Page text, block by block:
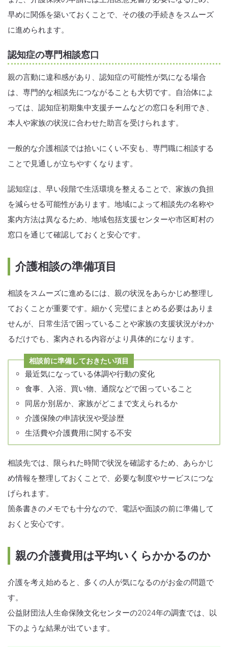
早めに関係を築いておくことで、その後の手続きをスムーズ
に進められます。
認知症の専門相談窓口
親の言動に違和感があり、認知症の可能性が気になる場合
は、専門的な相談先につながることも大切です。自治体によ
っては、認知症初期集中支援チームなどの窓口を利用でき、
本人や家族の状況に合わせた助言を受けられます。
一般的な介護相談では拾いにくい不安も、専門職に相談する
ことで見通しが立ちやすくなります。
認知症は、早い段階で生活環境を整えることで、家族の負担
を減らせる可能性があります。地域によって相談先の名称や
案内方法は異なるため、地域包括支援センターや市区町村の
窓口を通じて確認しておくと安心です。
介護相談の準備項目
相談をスムーズに進めるには、親の状況をあらかじめ整理し
ておくことが重要です。細かく完璧にまとめる必要はありま
せんが、日常生活で困っていることや家族の支援状況がわか
るだけでも、案内される内容がより具体的になります。
相談前に準備しておきたい項目
最近気になっている体調や行動の変化
食事、入浴、買い物、通院などで困っていること
同居か別居か、家族がどこまで支えられるか
介護保険の申請状況や受診歴
生活費や介護費用に関する不安
相談先では、限られた時間で状況を確認するため、あらかじ
め情報を整理しておくことで、必要な制度やサービスにつな
げられます。
箇条書きのメモでも十分なので、電話や面談の前に準備して
おくと安心です。
親の介護費用は平均いくらかかるのか
介護を考え始めると、多くの人が気になるのがお金の問題で
す。
公益財団法人生命保険文化センターの2024年の調査では、以
下のような結果が出ています。